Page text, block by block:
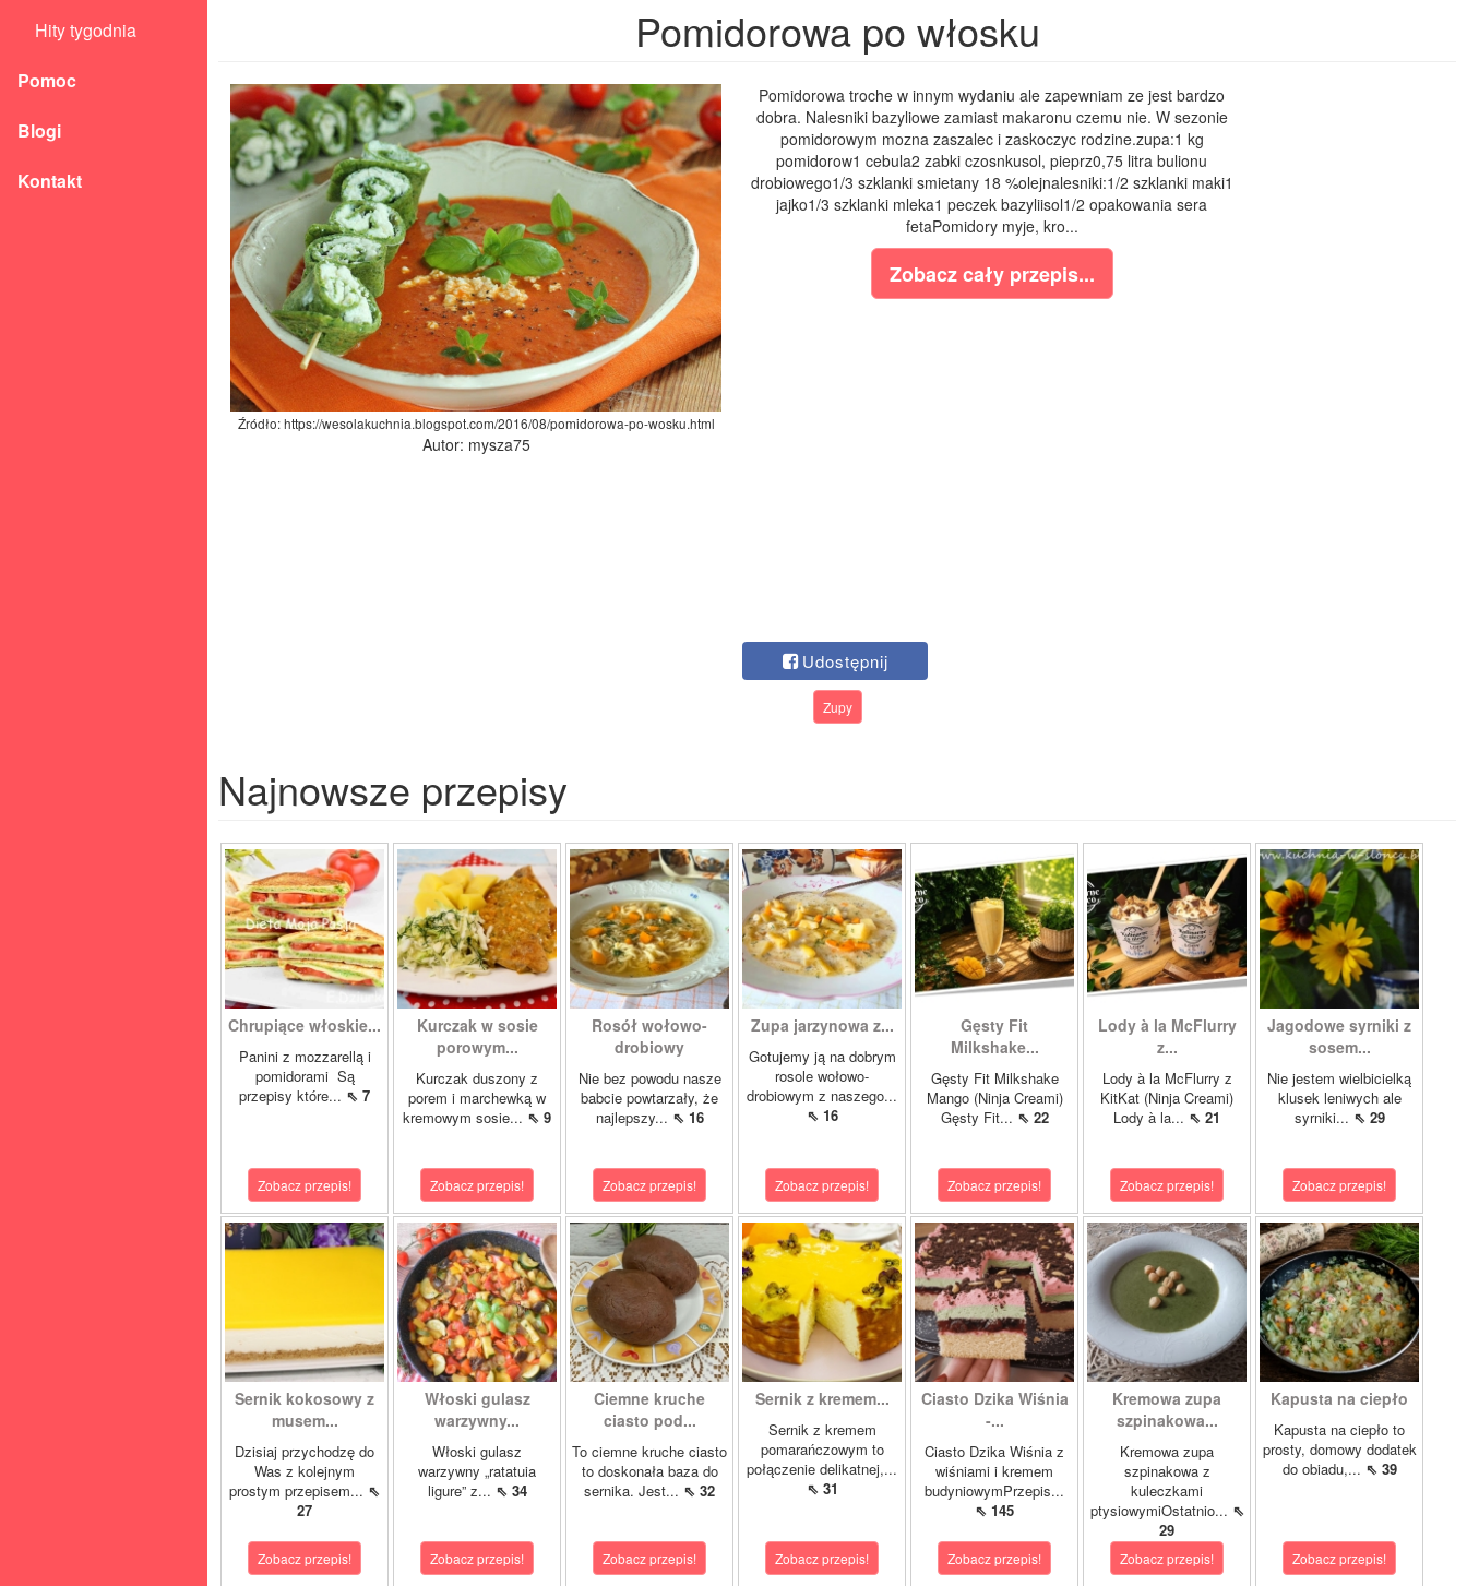
Hity tygodnia
Pomoc
Blogi
Kontakt
Pomidorowa po włosku
Źródło: https://wesolakuchnia.blogspot.com/2016/08/pomidorowa-po-wosku.html
Autor: mysza75
Pomidorowa troche w innym wydaniu ale zapewniam ze jest bardzo
dobra. Nalesniki bazyliowe zamiast makaronu czemu nie. W sezonie
pomidorowym mozna zaszalec i zaskoczyc rodzine.zupa:1 kg
pomidorow1 cebula2 zabki czosnkusol, pieprz0,75 litra bulionu
drobiowego1/3 szklanki smietany 18 %olejnalesniki:1/2 szklanki maki1
jajko1/3 szklanki mleka1 peczek bazyliisol1/2 opakowania sera
fetaPomidory myje, kro...
Zobacz cały przepis...
Udostępnij
Zupy
Najnowsze przepisy
Chrupiące włoskie...
Panini z mozzarellą i
pomidorami Są
przepisy które... ⇖ 7
Zobacz przepis!
Kurczak w sosie
porowym...
Kurczak duszony z
porem i marchewką w
kremowym sosie... ⇖ 9
Zobacz przepis!
Rosół wołowo-
drobiowy
Nie bez powodu nasze
babcie powtarzały, że
najlepszy... ⇖ 16
Zobacz przepis!
Zupa jarzynowa z...
Gotujemy ją na dobrym
rosole wołowo-
drobiowym z naszego...
⇖ 16
Zobacz przepis!
Gęsty Fit
Milkshake...
Gęsty Fit Milkshake
Mango (Ninja Creami)
Gęsty Fit... ⇖ 22
Zobacz przepis!
Lody à la McFlurry
z...
Lody à la McFlurry z
KitKat (Ninja Creami)
Lody à la... ⇖ 21
Zobacz przepis!
Jagodowe syrniki z
sosem...
Nie jestem wielbicielką
klusek leniwych ale
syrniki... ⇖ 29
Zobacz przepis!
Sernik kokosowy z
musem...
Dzisiaj przychodzę do
Was z kolejnym
prostym przepisem... ⇖
27
Zobacz przepis!
Włoski gulasz
warzywny...
Włoski gulasz
warzywny „ratatuia
ligure” z... ⇖ 34
Zobacz przepis!
Ciemne kruche
ciasto pod...
To ciemne kruche ciasto
to doskonała baza do
sernika. Jest... ⇖ 32
Zobacz przepis!
Sernik z kremem...
Sernik z kremem
pomarańczowym to
połączenie delikatnej,...
⇖ 31
Zobacz przepis!
Ciasto Dzika Wiśnia
-...
Ciasto Dzika Wiśnia z
wiśniami i kremem
budyniowymPrzepis...
⇖ 145
Zobacz przepis!
Kremowa zupa
szpinakowa...
Kremowa zupa
szpinakowa z
kuleczkami
ptysiowymiOstatnio... ⇖
29
Zobacz przepis!
Kapusta na ciepło
Kapusta na ciepło to
prosty, domowy dodatek
do obiadu,... ⇖ 39
Zobacz przepis!